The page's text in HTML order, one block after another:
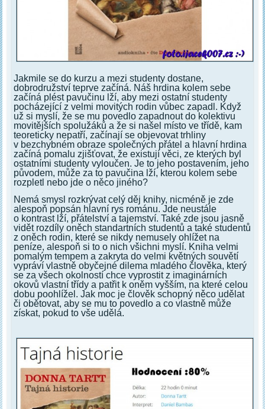
Jakmile se do kurzu a mezi studenty dostane,
dobrodružství teprve začíná. Náš hrdina kolem sebe
začíná plést pavučinu lží, aby mezi ostatní studenty
pocházející z velmi movitých rodin vůbec zapadl. Když
už si myslí, že se mu povedlo zapadnout do kolektivu
movitějších spolužáků a že si našel místo ve třídě, kam
teoreticky nepatří, začínají se objevovat trhliny
v bezchybném obraze společných přátel a hlavní hrdina
začíná pomalu zjišťovat, že existují věci, ze kterých byl
ostatními studenty vyloučen. Je to jeho postavením, jeho
původem, může za to pavučina lží, kterou kolem sebe
rozpletl nebo jde o něco jiného?
Nemá smysl rozkrývat celý děj knihy, nicméně je zde
alespoň popsán hlavní rys románu. Jde neustále
o kontrast lží, přátelství a tajemství. Také zde jsou jasně
vidět rozdíly oněch standartních studentů a také studentů
z oněch rodin, které se nikdy nemusely ohlížet na
peníze, alespoň si to o nich všichni myslí. Kniha velmi
pomalým tempem a zakryta do velmi květných souvětí
vypráví vlastně obyčejné dilema mladého člověka, který
se za všech okolností chce vyprostit z imaginárních
okovů vlastní třídy a patřit k oněm vyšším, na které celou
dobu poohlížel. Jak moc je člověk schopný něco udělat
či obětovat, aby se mu to povedlo a co vlastně může
získat, pokud to vše udělá.